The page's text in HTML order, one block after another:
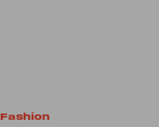
Fashion